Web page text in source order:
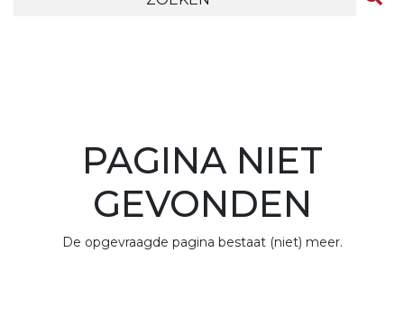
PAGINA NIET
GEVONDEN
De opgevraagde pagina bestaat (niet) meer.